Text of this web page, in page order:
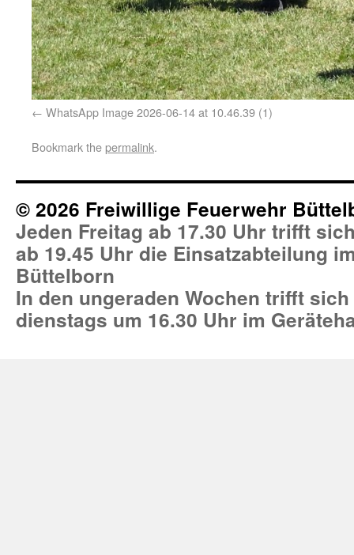
WhatsApp Image 2026-06-14 at 10.46.39 (1)
Bookmark thepermalink.
© 2026 Freiwillige Feuerwehr
Jeden Freitag ab 17.30 Uhr trifft
ab 19.45 Uhr die Einsatzabteilung
Büttelborn
In den ungeraden Wochen trifft
dienstags um 16.30 Uhr im